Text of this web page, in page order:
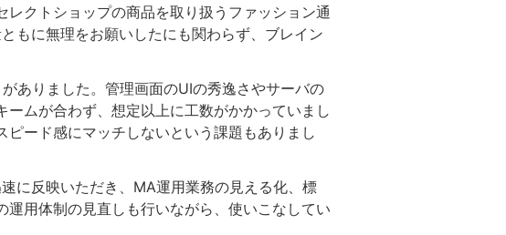
レクトショップの商品を取り扱うファッション通
もに無理をお願いしたにも関わらず、ブレイン
ありました。管理画面のUIの秀逸さやサーバの
ムが合わず、想定以上に工数がかかっていまし
ード感にマッチしないという課題もありまし
に反映いただき、MA運用業務の見える化、標
用体制の見直しも行いながら、使いこなしてい